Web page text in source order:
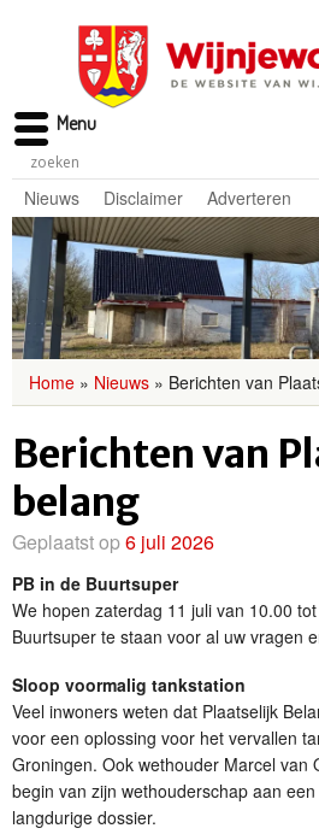
Nieuws Disclaimer Adverteren
Home » Nieuws » Berichten van
Berichten van
belang
Geplaatst op6 juli 2026
PB in de Buurtsuper
We hopen zaterdag 11 juli van 10.00
Buurtsuper te staan voor al uw vragen
Sloop voormalig tankstation
Veel inwoners weten dat Plaatselijk
voor een oplossing voor het vervallen
Groningen. Ook wethouder Marcel van
begin van zijn wethouderschap aan
langdurige dossier.
Menu